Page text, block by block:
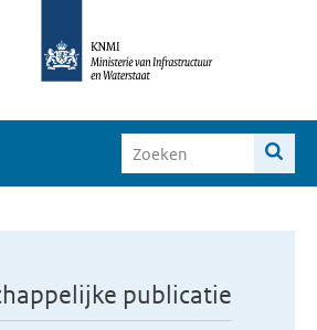
publicatie